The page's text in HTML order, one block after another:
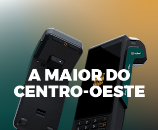
A MAIOR DO
CENTRO-OESTE